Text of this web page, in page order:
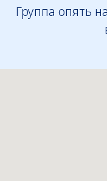
Группа опять